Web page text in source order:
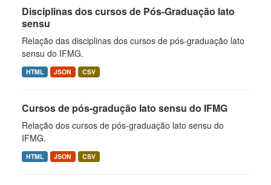
Disciplinas dos cursos de Pós-Graduação lato
sensu
Relação das disciplinas dos cursos de pós-graduação lato
sensu do IFMG.
HTML JSON CSV
Cursos de pós-gradução lato sensu do IFMG
Relação dos cursos de pós-graduação lato sensu do
IFMG.
HTML JSON CSV